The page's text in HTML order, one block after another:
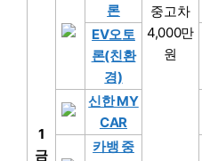
1
금
중고차
4,000만
원
론
EV오토
론(친환
경)
신한 MY
CAR
카뱅 중